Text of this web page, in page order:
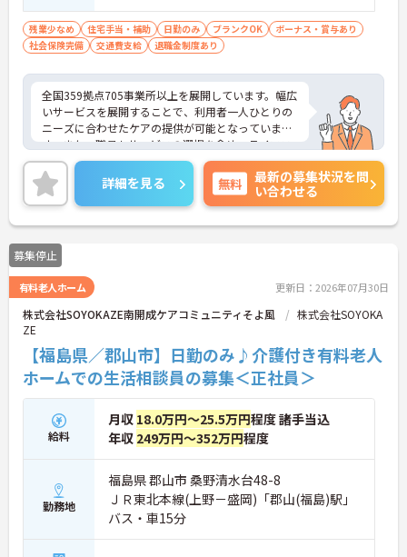
残業少なめ 住宅手当・補助 日勤のみ ブランクOK
ボーナス・賞与あり
社会保険完備
交通費支給 退職金制度あり
全国359拠点705事業所以上を展開しています。幅広
いサービスを展開することで、利用者一人ひとりの
ニーズに合わせたケアの提供が可能となっていま
す。また、職員もサービスの選択を含め、ライフス
タイルに合わせた働き方の選択肢が多くあります。
入社時研修はもちろん、サービス・職種ごとに研修
カリキュラムが整っており学び成長できる環境で
す。
ご興味のある方は面接対策ポイントなどお話致しま
すのでお気軽にお問い合わせください。
詳細を見る 無料
最新の募集状況を問
い合わせる
募集停止
有料老人ホーム 更新日：2026年07月30日
株式会社SOYOKAZE南開成ケアコミュニティそよ風
株式会社SOYOKA
ZE
【福島県／郡山市】日勤のみ♪介護付き有料老人
ホームでの生活相談員の募集＜正社員＞
給料
月収 18.0万円～25.5万円程度 諸手当込
年収 249万円～352万円程度
勤務地
福島県 郡山市 桑野清水台48-8
ＪＲ東北本線(上野－盛岡)「郡山(福島)駅」
バス・車15分